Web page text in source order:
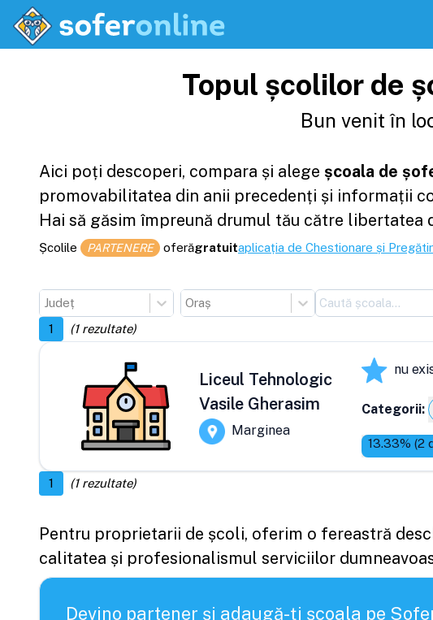
Topul școlilor de
Bun venit în
Aici poți descoperi, compara și alege școala de
promovabilitatea din anii precedenți și informații
Hai să găsim împreună drumul tău către libertatea
Școlile PARTENERE oferăgratuitaplicația de Chestionare și
Județ Oraș
1
(1rezultate)
Liceul Tehnologic
Vasile Gherasim
Marginea
nu
Categorii:
13.33% (2
1 (1rezultate)
Pentru proprietarii de școli, oferim o fereastră
calitatea și profesionalismul serviciilor
Devino partener și adaugă-ți școala pe